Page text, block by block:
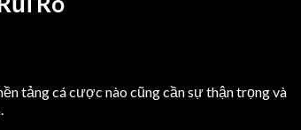
tảng cá cược nào cũng cần sự thận trọng và